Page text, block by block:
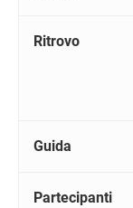
Ritrovo
Guida
Partecipanti